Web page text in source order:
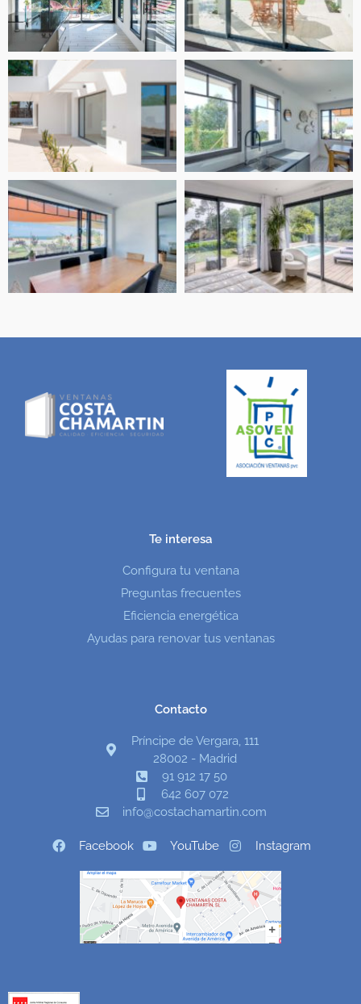
Te interesa
Configura tu ventana
Preguntas frecuentes
Eficiencia energética
Ayudas para renovar tus ventanas
Contacto
Príncipe de Vergara, 111
28002 - Madrid
91 912 17 50
642 607 072
info@costachamartin.com
Facebook YouTube Instagram